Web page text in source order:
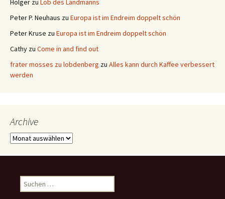
Holger zu Lob des Landmanns
Peter P. Neuhaus zu Europa ist im Endreim doppelt schön
Peter Kruse zu Europa ist im Endreim doppelt schön
Cathy zu Come in and find out
frater mosses zu lobdenberg zu Alles kann durch Kaffee verbessert
werden
Archive
Archive
Suchen
nach: